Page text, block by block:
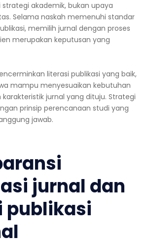
akademik, bukan upaya
Selama naskah memenuhi standar
memilih jurnal dengan proses
merupakan keputusan yang
literasi publikasi yang baik,
mampu menyesuaikan kebutuhan
jurnal yang dituju. Strategi
prinsip perencanaan studi yang
jawab.
jurnal dan
publikasi